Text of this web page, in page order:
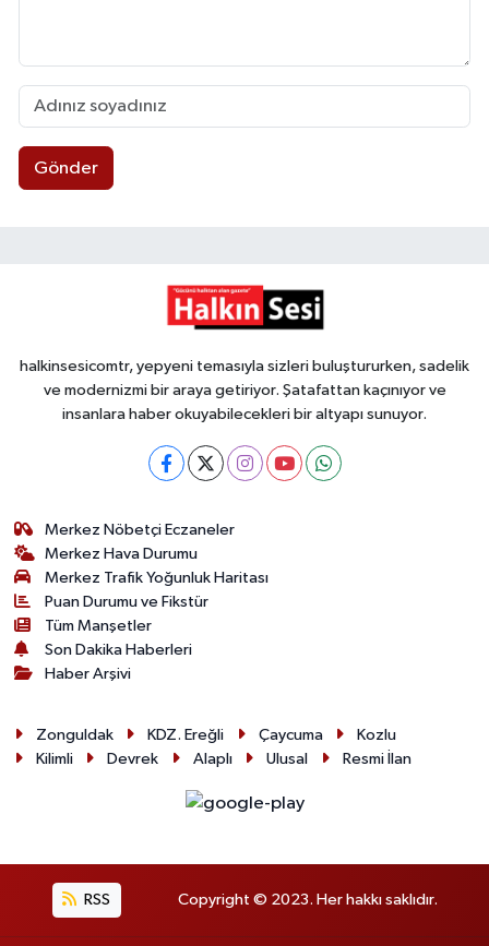
Gönder
halkinsesicomtr, yepyeni temasıyla sizleri buluştururken, sadelik
ve modernizmi bir araya getiriyor. Şatafattan kaçınıyor ve
insanlara haber okuyabilecekleri bir altyapı sunuyor.
Merkez Nöbetçi Eczaneler
Merkez Hava Durumu
Merkez Trafik Yoğunluk Haritası
Puan Durumu ve Fikstür
Tüm Manşetler
Son Dakika Haberleri
Haber Arşivi
Zonguldak KDZ. Ereğli Çaycuma
Kozlu
Kilimli
Devrek Alaplı Ulusal Resmi İlan
RSS Copyright © 2023. Her hakkı saklıdır.